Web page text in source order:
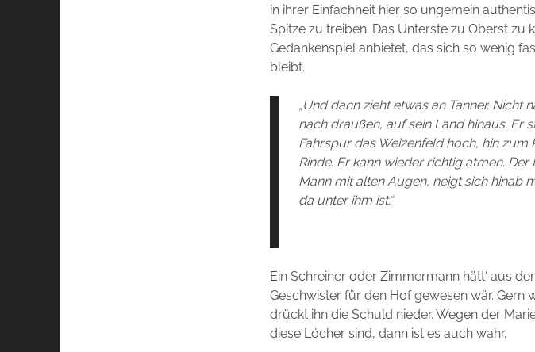
in ihrer Einfachheit hier so ungemein
Spitze zu treiben. Das Unterste zu Oberst zu
Gedankenspiel anbietet, das sich so wenig
bleibt.
„Und dann zieht etwas an Tanner. Nicht
nach draußen, auf sein Land hinaus. Er
Fahrspur das Weizenfeld hoch, hin
Rinde. Er kann wieder richtig atmen.
Mann mit alten Augen, neigt sich hinab
da unter ihm ist.“
Ein Schreiner oder Zimmermann hätt‘ aus
Geschwister für den Hof gewesen wär. Gern
drückt ihn die Schuld nieder. Wegen der
diese Löcher sind, dann ist es auch wahr.